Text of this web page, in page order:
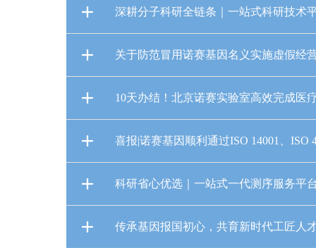
深耕分子科研全链条｜一站式科研技术
关于防范冒用诺赛基因名义实施虚假经
10天办结！北京诺赛实验室高效完成医
喜报|诺赛基因顺利通过ISO 14001、ISO
科研省心优选｜一站式一代测序服务平
传承基因报国初心，共育新时代工匠人